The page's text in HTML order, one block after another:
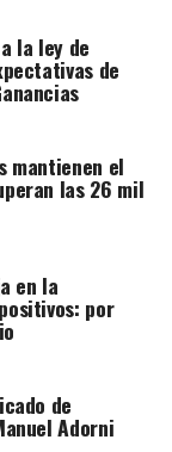
la ley de
de
mantienen el
las 26 mil
en la
por
de
Adorni